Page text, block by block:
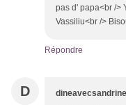
pas d' papa<br />
Vassiliu<br />
Répondre
D dineavecsandrine